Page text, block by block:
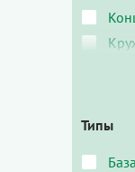
Типы